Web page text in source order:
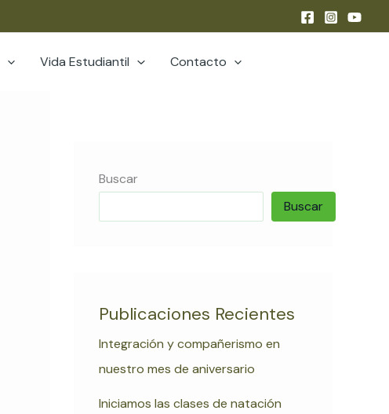
Vida Estudiantil Contacto
Buscar
Buscar
Publicaciones Recientes
Integración y compañerismo en
nuestro mes de aniversario
Iniciamos las clases de natación